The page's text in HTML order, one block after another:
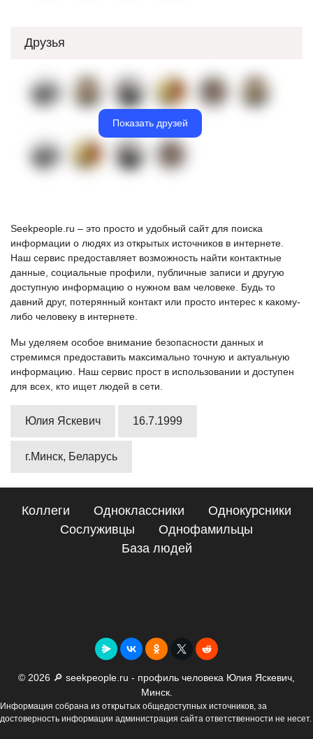
Друзья
Показать друзей
Seekpeople.ru – это просто и удобный сайт для поиска
информации о людях из открытых источников в интернете.
Наш сервис предоставляет возможность найти контактные
данные, социальные профили, публичные записи и другую
доступную информацию о нужном вам человеке. Будь то
давний друг, потерянный контакт или просто интерес к какому-
либо человеку в интернете.
Мы уделяем особое внимание безопасности данных и
стремимся предоставить максимально точную и актуальную
информацию. Наш сервис прост в использовании и доступен
для всех, кто ищет людей в сети.
Юлия Яскевич 16.7.1999
г.Минск, Беларусь
Коллеги Одноклассники
Однокурсники
Сослуживцы
Однофамильцы
База людей
© 2026 🔎 seekpeople.ru - профиль человека Юлия Яскевич,
Минск.
Информация собрана из открытых общедоступных источников, за
достоверность информации администрация сайта ответственности не несет.